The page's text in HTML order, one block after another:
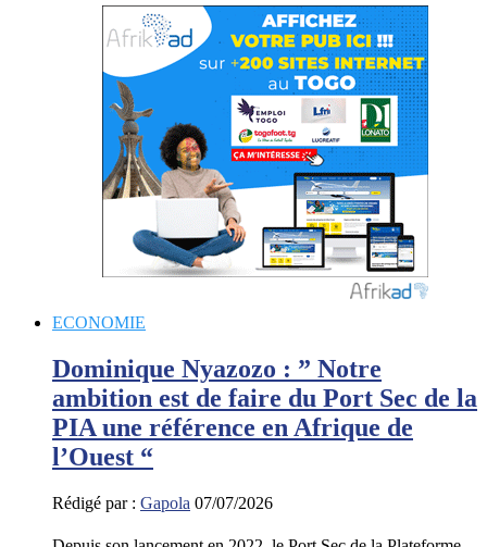
ECONOMIE
Dominique Nyazozo : ” Notre
ambition est de faire du Port Sec de la
PIA une référence en Afrique de
l’Ouest “
Rédigé par : Gapola 07/07/2026